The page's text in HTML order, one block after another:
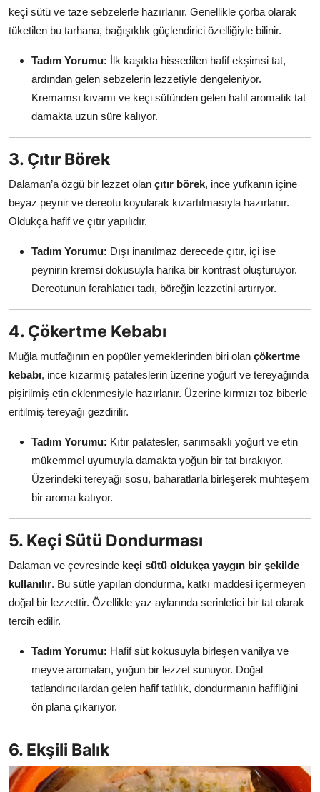
keçi sütü ve taze sebzelerle hazırlanır. Genellikle çorba olarak
tüketilen bu tarhana, bağışıklık güçlendirici özelliğiyle bilinir.
Tadım Yorumu: İlk kaşıkta hissedilen hafif ekşimsi tat,
ardından gelen sebzelerin lezzetiyle dengeleniyor.
Kremamsı kıvamı ve keçi sütünden gelen hafif aromatik tat
damakta uzun süre kalıyor.
3. Çıtır Börek
Dalaman’a özgü bir lezzet olan çıtır börek, ince yufkanın içine
beyaz peynir ve dereotu koyularak kızartılmasıyla hazırlanır.
Oldukça hafif ve çıtır yapılıdır.
Tadım Yorumu: Dışı inanılmaz derecede çıtır, içi ise
peynirin kremsi dokusuyla harika bir kontrast oluşturuyor.
Dereotunun ferahlatıcı tadı, böreğin lezzetini artırıyor.
4. Çökertme Kebabı
Muğla mutfağının en popüler yemeklerinden biri olan çökertme
kebabı, ince kızarmış patateslerin üzerine yoğurt ve tereyağında
pişirilmiş etin eklenmesiyle hazırlanır. Üzerine kırmızı toz biberle
eritilmiş tereyağı gezdirilir.
Tadım Yorumu: Kıtır patatesler, sarımsaklı yoğurt ve etin
mükemmel uyumuyla damakta yoğun bir tat bırakıyor.
Üzerindeki tereyağı sosu, baharatlarla birleşerek muhteşem
bir aroma katıyor.
5. Keçi Sütü Dondurması
Dalaman ve çevresinde keçi sütü oldukça yaygın bir şekilde
kullanılır. Bu sütle yapılan dondurma, katkı maddesi içermeyen
doğal bir lezzettir. Özellikle yaz aylarında serinletici bir tat olarak
tercih edilir.
Tadım Yorumu: Hafif süt kokusuyla birleşen vanilya ve
meyve aromaları, yoğun bir lezzet sunuyor. Doğal
tatlandırıcılardan gelen hafif tatlılık, dondurmanın hafifliğini
ön plana çıkarıyor.
6. Ekşili Balık